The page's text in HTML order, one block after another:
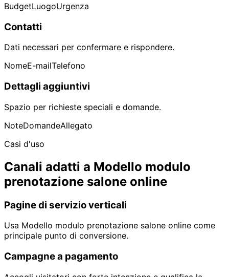
BudgetLuogoUrgenza
Contatti
Dati necessari per confermare e rispondere.
NomeE-mailTelefono
Dettagli aggiuntivi
Spazio per richieste speciali e domande.
NoteDomandeAllegato
Casi d'uso
Canali adatti a Modello modulo
prenotazione salone online
Pagine di servizio verticali
Usa Modello modulo prenotazione salone online come
principale punto di conversione.
Campagne a pagamento